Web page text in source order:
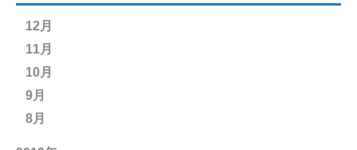
12月
11月
10月
9月
8月